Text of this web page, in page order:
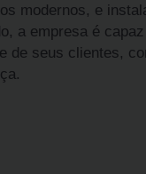
modernos, e
a empresa é
de seus clientes,